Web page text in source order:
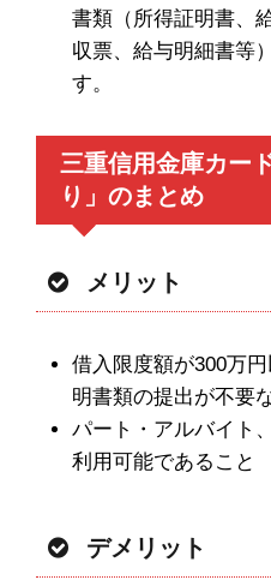
書類（所得証明書、
収票、給与明細書等
す。
三重信用金庫カー
り」のまとめ
メリット
借入限度額が300万
明書類の提出が不要
パート・アルバイト
利用可能であること
デメリット